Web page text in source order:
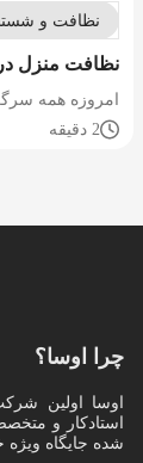
نظافت و
نظافت منزل
امروزه همه
2 دقیقه
چرا اوسا؟
اوسا اولین
استادکار و
شده جایگاه